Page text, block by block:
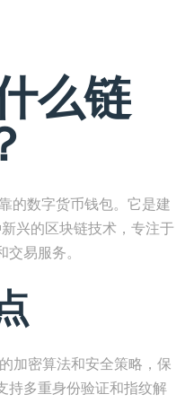
么链
的数字货币钱包。它是建
兴的区块链技术，专注于
易服务。
加密算法和安全策略，保
持多重身份验证和指纹解